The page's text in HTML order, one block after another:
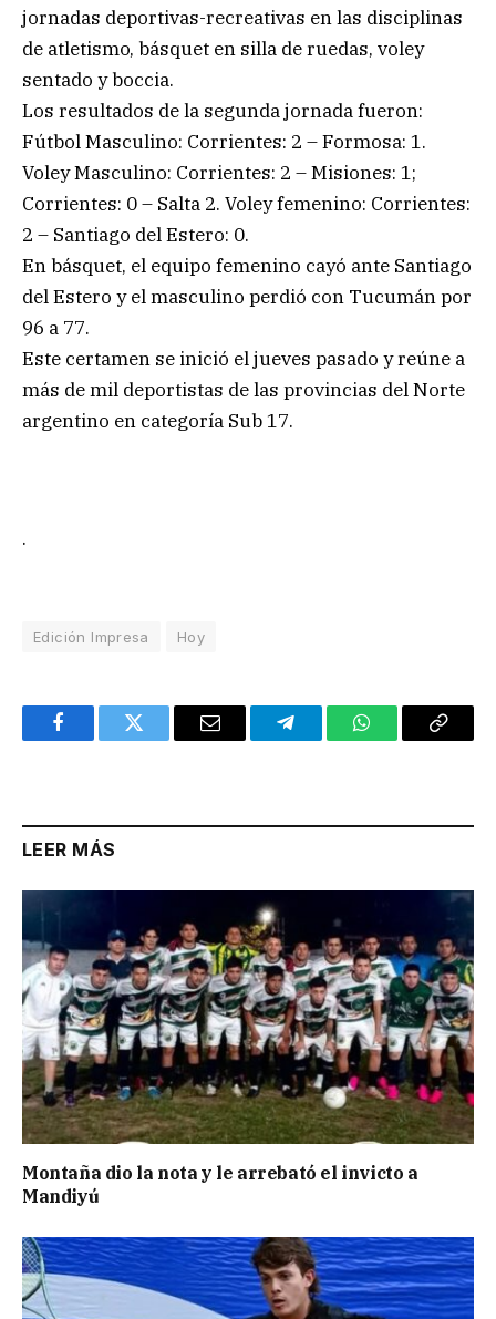
jornadas deportivas-recreativas en las disciplinas
de atletismo, básquet en silla de ruedas, voley
sentado y boccia.
Los resultados de la segunda jornada fueron:
Fútbol Masculino: Corrientes: 2 – Formosa: 1.
Voley Masculino: Corrientes: 2 – Misiones: 1;
Corrientes: 0 – Salta 2. Voley femenino: Corrientes:
2 – Santiago del Estero: 0.
En básquet, el equipo femenino cayó ante Santiago
del Estero y el masculino perdió con Tucumán por
96 a 77.
Este certamen se inició el jueves pasado y reúne a
más de mil deportistas de las provincias del Norte
argentino en categoría Sub 17.
.
Edición Impresa Hoy
FacebookTwitter Email TelegramWhatsAppCopy
LEER MÁS
Montaña dio la nota y le arrebató el invicto a
Mandiyú